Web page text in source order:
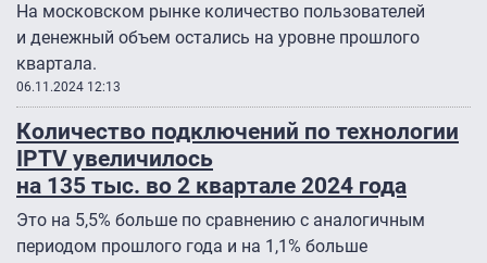
На московском рынке количество пользователей
и денежный объем остались на уровне прошлого
квартала.
06.11.2024 12:13
Количество подключений по технологии
IPTV увеличилось
на 135 тыс. во 2 квартале 2024 года
Это на 5,5% больше по сравнению с аналогичным
периодом прошлого года и на 1,1% больше